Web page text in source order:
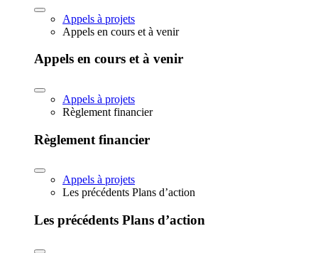
Appels à projets
Appels en cours et à venir
Appels en cours et à venir
Appels à projets
Règlement financier
Règlement financier
Appels à projets
Les précédents Plans d’action
Les précédents Plans d’action